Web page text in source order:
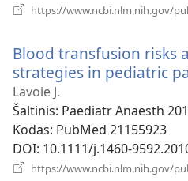
https://www.ncbi.nlm.nih.gov/
Blood transfusion risks
strategies in pediatric
Lavoie J.
Šaltinis‎: Paediatr Anaesth
Kodas‎: PubMed 21155923
DOI‎: 10.1111/j.1460-
https://www.ncbi.nlm.nih.gov/